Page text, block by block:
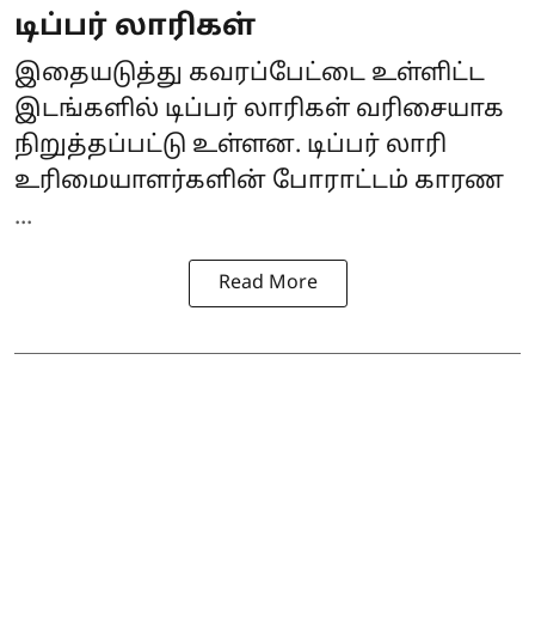
டிப்பர் லாரிகள்
இதையடுத்து கவரப்பேட்டை உள்ளிட்ட
இடங்களில் டிப்பர் லாரிகள் வரிசையாக
நிறுத்தப்பட்டு உள்ளன. டிப்பர் லாரி
உரிமையாளர்களின் போராட்டம் காரண
...
Read More